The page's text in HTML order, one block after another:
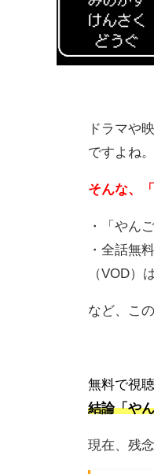
ドラマや
ですよね
そんな、
・「やん
・全話無
（VOD）
など、こ
無料で視
結論「や
現在、残